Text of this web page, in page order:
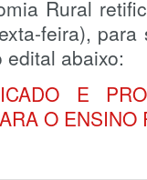
Rural
feira), para
abaixo:
E
O ENSINO